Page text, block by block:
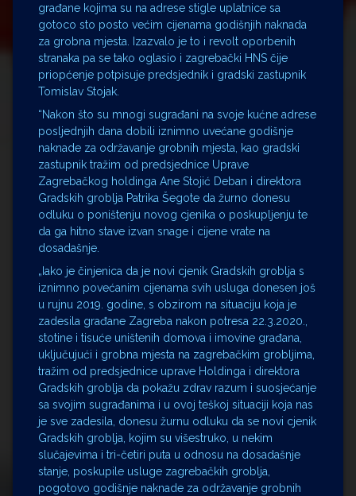
građane kojima su na adrese stigle uplatnice sa
gotoco sto posto većim cijenama godišnjih naknada
za grobna mjesta. Izazvalo je to i revolt oporbenih
stranaka pa se tako oglasio i zagrebački HNS čije
priopćenje potpisuje predsjednik i gradski zastupnik
Tomislav Stojak.
“Nakon što su mnogi sugrađani na svoje kućne adrese
posljednjih dana dobili iznimno uvećane godišnje
naknade za održavanje grobnih mjesta, kao gradski
zastupnik tražim od predsjednice Uprave
Zagrebačkog holdinga Ane Stojić Deban i direktora
Gradskih groblja Patrika Šegote da žurno donesu
odluku o poništenju novog cjenika o poskupljenju te
da ga hitno stave izvan snage i cijene vrate na
dosadašnje.
„Iako je činjenica da je novi cjenik Gradskih groblja s
iznimno povećanim cijenama svih usluga donesen još
u rujnu 2019. godine, s obzirom na situaciju koja je
zadesila građane Zagreba nakon potresa 22.3.2020.,
stotine i tisuće uništenih domova i imovine građana,
uključujući i grobna mjesta na zagrebačkim grobljima,
tražim od predsjednice uprave Holdinga i direktora
Gradskih groblja da pokažu zdrav razum i suosjećanje
sa svojim sugrađanima i u ovoj teškoj situaciji koja nas
je sve zadesila, donesu žurnu odluku da se novi cjenik
Gradskih groblja, kojim su višestruko, u nekim
slučajevima i tri-četiri puta u odnosu na dosadašnje
stanje, poskupile usluge zagrebačkih groblja,
pogotovo godišnje naknade za održavanje grobnih